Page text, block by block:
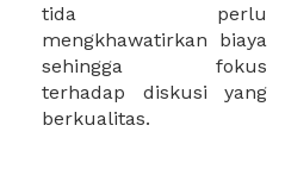
berkualitas.